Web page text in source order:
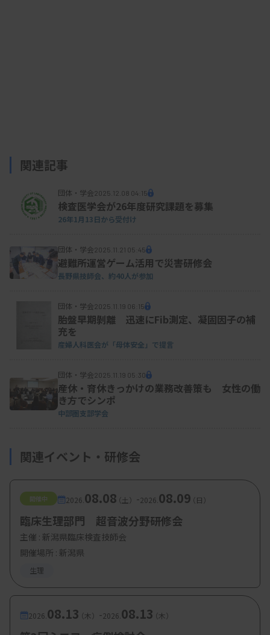
関連記事
団体・学会2025.12.08 04:15
検査医学会が26年度研究課題を募集
26年1月13日から受付け
団体・学会2025.11.21 05:45
避難所運営ゲーム活用で災害研修会
長野県技師会、約40人が参加
団体・学会2025.11.19 06:15
胎盤早期剝離 迅速にFib測定、凝固因子の補
充を
産婦人科医会が「母体安全」で提言
団体・学会2025.11.19 05:30
産休・育休きっかけの業務改善策も 女性の働
き方でシンポ
中部圏支部学会
関連イベント・研修会
開催中 2026. 08.08（土） -2026. 08.09（日）
臨床生理部門 超音波分野研修会
主催 : 新潟県臨床検査技師会
開催場所 : 新潟県
生理
2026. 08.13（木） -2026. 08.13（木）